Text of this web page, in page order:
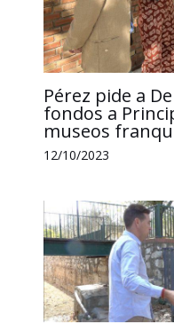
Pérez pide a
fondos a
museos
12/10/2023